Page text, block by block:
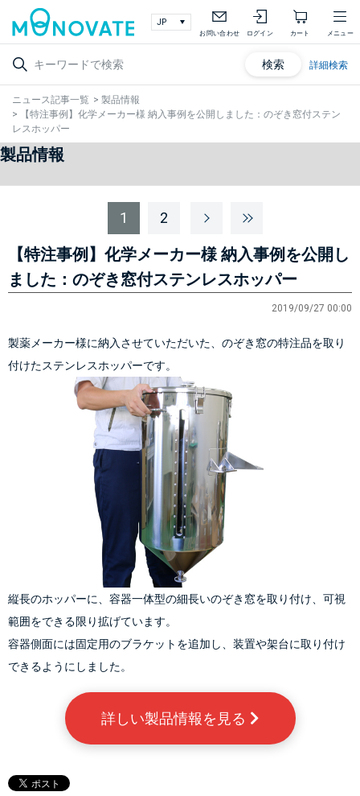
お問い合わせ ログイン カート メニュー
検索 詳細検索
ニュース記事一覧 > 製品情報
>
【特注事例】化学メーカー様 納入事例を公開しました：のぞき窓付ステン
レスホッパー
製品情報
1 2
【特注事例】化学メーカー様 納入事例を公開し
ました：のぞき窓付ステンレスホッパー
2019/09/27 00:00
製薬メーカー様に納入させていただいた、のぞき窓の特注品を取り
付けたステンレスホッパーです。
縦長のホッパーに、容器一体型の細長いのぞき窓を取り付け、可視
範囲をできる限り拡げています。
容器側面には固定用のブラケットを追加し、装置や架台に取り付け
できるようにしました。
詳しい製品情報を見る